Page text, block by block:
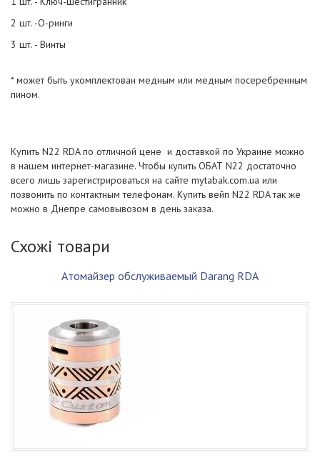
2 шт. -О-ринги
3 шт. - Винты
* может быть укомплектован медным или медным посеребренным
пином.
Купить N22 RDA по отличной цене и доставкой по Украине можно
в нашем интернет-магазине. Чтобы купить ОБАТ N22 достаточно
всего лишь зарегистрироваться на сайте mytabak.com.ua или
позвонить по контактным телефонам. Купить вейп N22 RDA так же
можно в Днепре самовывозом в день заказа.
Схожі товари
Атомайзер обслуживаемый Darang RDA